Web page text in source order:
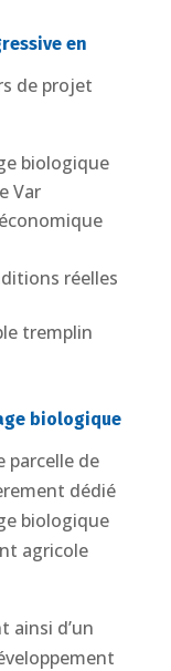
en
de projet
biologique
Var
réelles
tremplin
biologique
parcelle de
dédié
biologique
agricole
ainsi d’un